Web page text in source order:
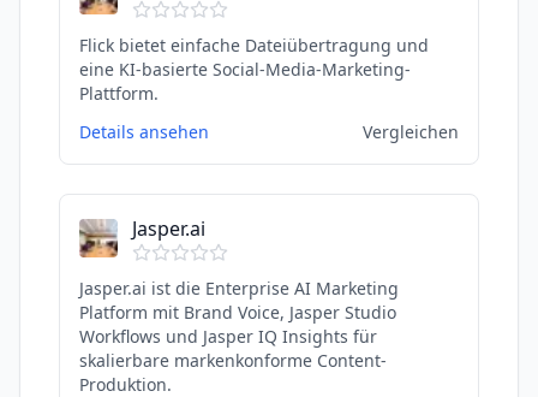
Flick bietet einfache Dateiübertragung und
eine KI-basierte Social-Media-Marketing-
Plattform.
Details ansehen
Vergleichen
Jasper.ai
Jasper.ai ist die Enterprise AI Marketing
Platform mit Brand Voice, Jasper Studio
Workflows und Jasper IQ Insights für
skalierbare markenkonforme Content-
Produktion.